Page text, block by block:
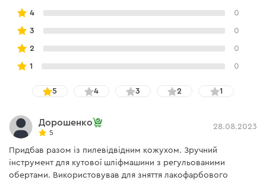
4 0
3 0
2 0
1 0
5 4 3 2 1
Дорошенко
5
28.08.2023
Придбав разом із пилевідвідним кожухом. Зручний
інструмент для кутової шліфмашини з регульованими
обертами. Використовував для зняття лакофарбового